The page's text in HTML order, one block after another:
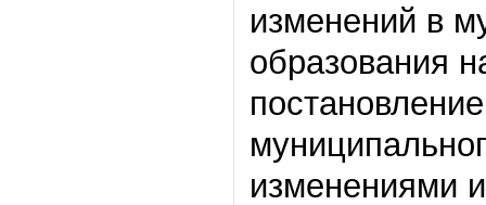
изменений в
образования
изменениями